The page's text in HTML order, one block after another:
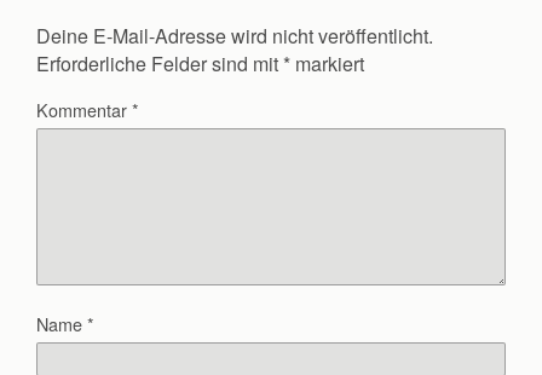
Deine E-Mail-Adresse wird nicht veröffentlicht.
Erforderliche Felder sind mit * markiert
Kommentar*
Name*